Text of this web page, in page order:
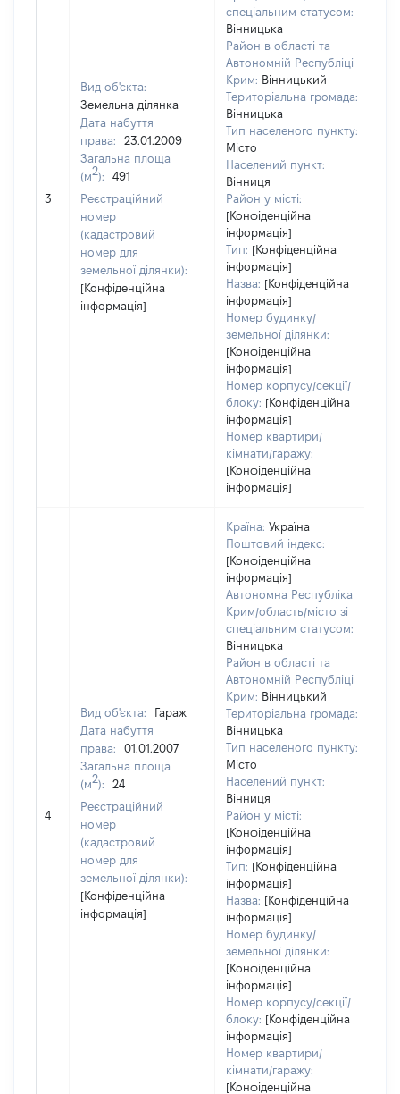
3
Вид об'єкта:
Земельна ділянка
Дата набуття
права:
23.01.2009
Загальна площа
(м2):
491
Реєстраційний
номер
(кадастровий
номер для
земельної ділянки):
[Конфіденційна
інформація]
спеціальним статусом:
Вінницька
Район в області та
Автономній Республіці
Крим: Вінницький
Територіальна громада:
Вінницька
Тип населеного пункту:
Місто
Населений пункт:
Вінниця
Район у місті:
[Конфіденційна
інформація]
Тип: [Конфіденційна
інформація]
Назва: [Конфіденційна
інформація]
Номер будинку/
земельної ділянки:
[Конфіденційна
інформація]
Номер корпусу/секції/
блоку: [Конфіденційна
інформація]
Номер квартири/
кімнати/гаражу:
[Конфіденційна
інформація]
4
Вид об'єкта:
Гараж
Дата набуття
права:
01.01.2007
Загальна площа
(м2):
24
Реєстраційний
номер
(кадастровий
номер для
земельної ділянки):
[Конфіденційна
інформація]
Країна: Україна
Поштовий індекс:
[Конфіденційна
інформація]
Автономна Республіка
Крим/область/місто зі
спеціальним статусом:
Вінницька
Район в області та
Автономній Республіці
Крим: Вінницький
Територіальна громада:
Вінницька
Тип населеного пункту:
Місто
Населений пункт:
Вінниця
Район у місті:
[Конфіденційна
інформація]
Тип: [Конфіденційна
інформація]
Назва: [Конфіденційна
інформація]
Номер будинку/
земельної ділянки:
[Конфіденційна
інформація]
Номер корпусу/секції/
блоку: [Конфіденційна
інформація]
Номер квартири/
кімнати/гаражу:
[Конфіденційна